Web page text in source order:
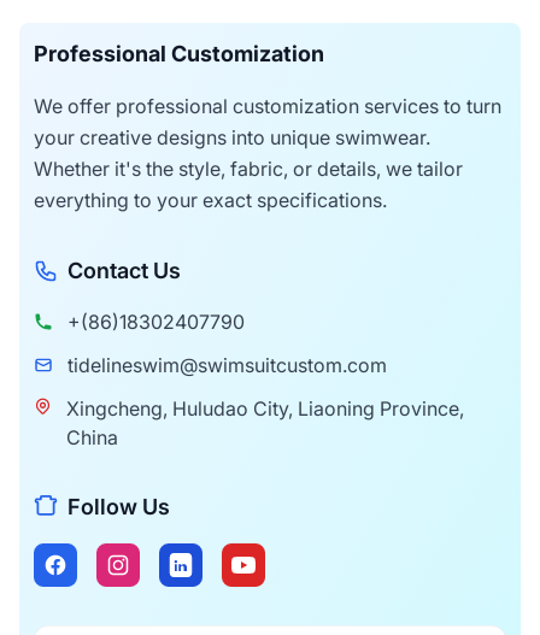
Professional Customization
We offer professional customization services to turn
your creative designs into unique swimwear.
Whether it's the style, fabric, or details, we tailor
everything to your exact specifications.
Contact Us
+(86)18302407790
tidelineswim@swimsuitcustom.com
Xingcheng, Huludao City, Liaoning Province,
China
Follow Us